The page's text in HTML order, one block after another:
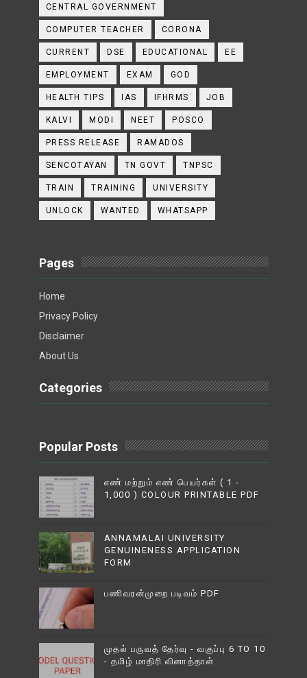
CENTRAL GOVERNMENT
COMPUTER TEACHER CORONA
CURRENT DSE EDUCATIONAL EE
EMPLOYMENT EXAM GOD
HEALTH TIPS IAS IFHRMS JOB
KALVI MODI NEET POSCO
PRESS RELEASE RAMADOS
SENCOTAYAN TN GOVT TNPSC
TRAIN TRAINING UNIVERSITY
UNLOCK WANTED WHATSAPP
Pages
Home
Privacy Policy
Disclaimer
About Us
Categories
Popular Posts
எண் மற்றும் எண் பெயர்கள் ( 1 -
1,000 ) COLOUR PRINTABLE PDF
ANNAMALAI UNIVERSITY
GENUINENESS APPLICATION
FORM
பணிவரன்முறை படிவம் PDF
முதல் பருவத் தேர்வு - வகுப்பு 6 TO 10
- தமிழ் மாதிரி வினாத்தாள்